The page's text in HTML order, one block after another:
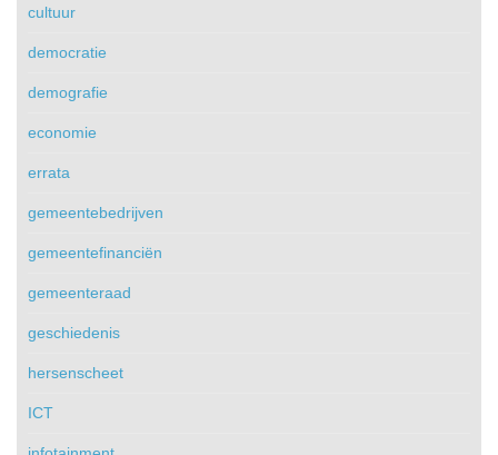
cultuur
democratie
demografie
economie
errata
gemeentebedrijven
gemeentefinanciën
gemeenteraad
geschiedenis
hersenscheet
ICT